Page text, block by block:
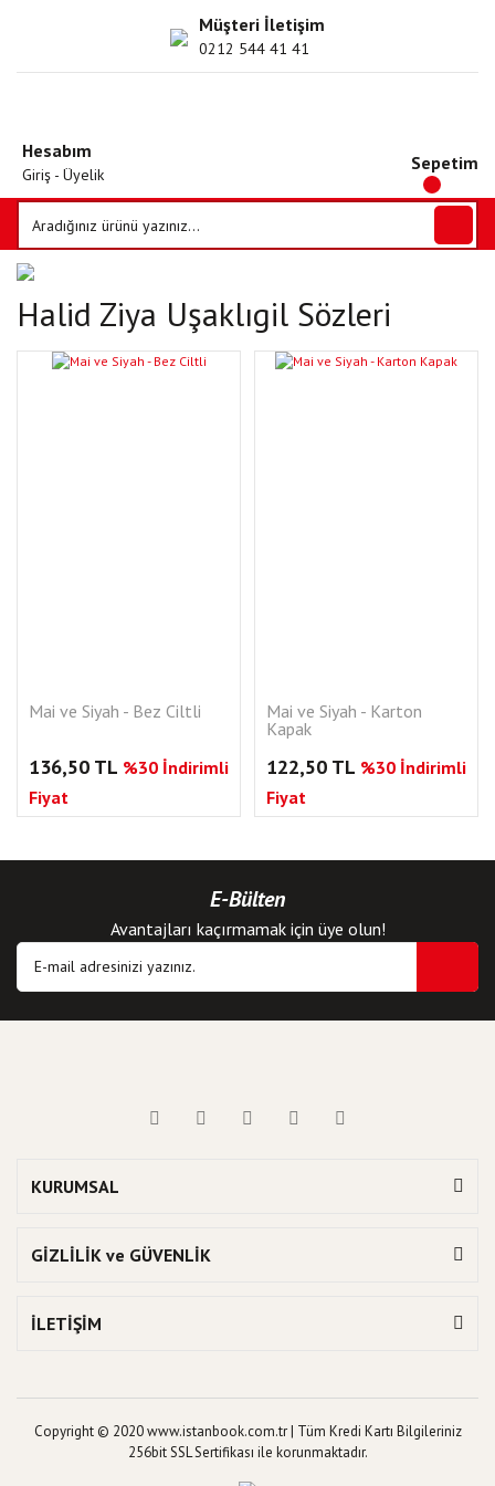
Müşteri İletişim
0212 544 41 41
Hesabım
Giriş - Üyelik
Sepetim
Halid Ziya Uşaklıgil Sözleri
Mai ve Siyah - Bez Ciltli
136,50 TL %30 İndirimli
Fiyat
Mai ve Siyah - Karton
Kapak
122,50 TL %30 İndirimli
Fiyat
E-Bülten
Avantajları kaçırmamak için üye olun!
KURUMSAL
GİZLİLİK ve GÜVENLİK
İLETİŞİM
Copyright © 2020 www.istanbook.com.tr | Tüm Kredi Kartı Bilgileriniz
256bit SSL Sertifikası ile korunmaktadır.